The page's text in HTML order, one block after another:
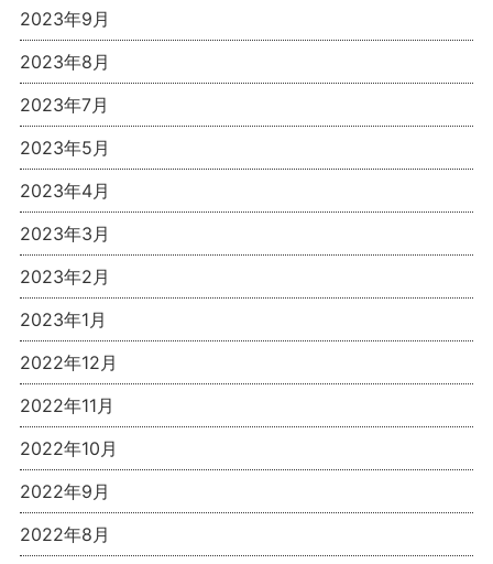
2023年9月
2023年8月
2023年7月
2023年5月
2023年4月
2023年3月
2023年2月
2023年1月
2022年12月
2022年11月
2022年10月
2022年9月
2022年8月